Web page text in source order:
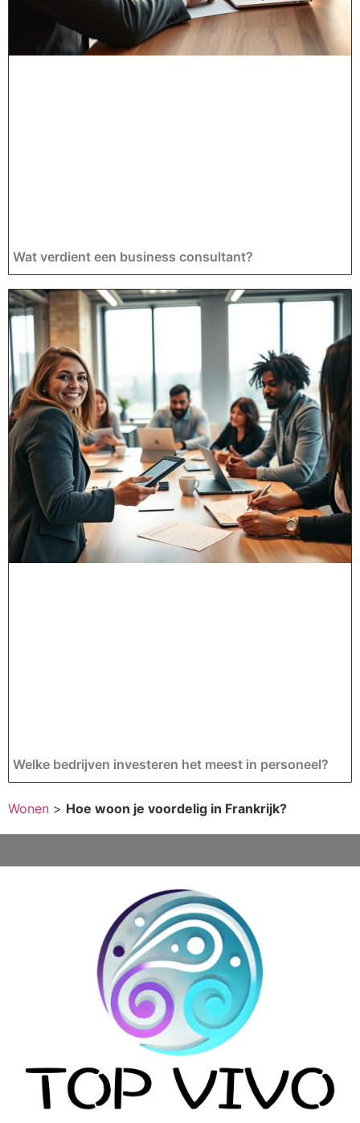
Wat verdient een business consultant?
Welke bedrijven investeren het meest in personeel?
Wonen > Hoe woon je voordelig in Frankrijk?